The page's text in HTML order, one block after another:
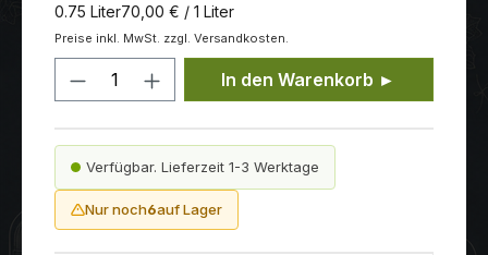
0.75 Liter70,00 € / 1 Liter
Preise inkl. MwSt. zzgl. Versandkosten.
Produkt Anzahl: Gib den
In den Warenkorb ►
Verfügbar. Lieferzeit 1-3 Werktage
Nur noch6auf Lager